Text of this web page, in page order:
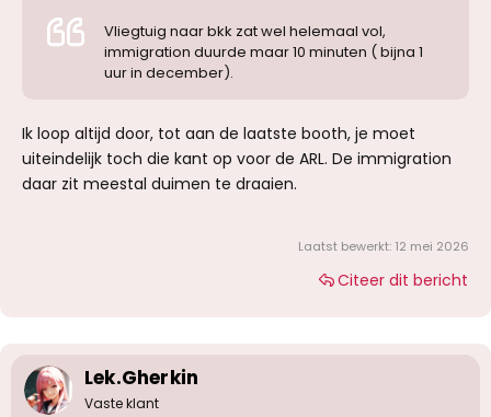
Vliegtuig naar bkk zat wel helemaal vol,
immigration duurde maar 10 minuten ( bijna 1
uur in december).
Ik loop altijd door, tot aan de laatste booth, je moet
uiteindelijk toch die kant op voor de ARL. De immigration
daar zit meestal duimen te draaien.
Laatst bewerkt: 12 mei 2026
Citeer dit bericht
Lek.Gherkin
Vaste klant